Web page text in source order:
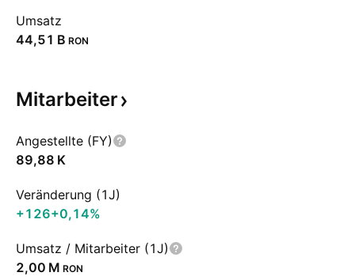
Umsatz
‪44,51 B‬ RON
Mitarbeiter
Angestellte (FY)
‪89,88 K‬
Veränderung (1J)
+126+0,14%
Umsatz / Mitarbeiter (1J)
‪2,00 M‬ RON